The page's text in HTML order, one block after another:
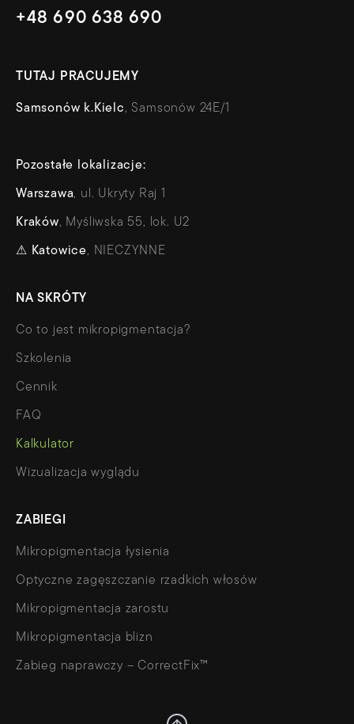
+48 690 638 690
TUTAJ PRACUJEMY
Samsonów k.Kielc, Samsonów 24E/1
Pozostałe lokalizacje:
Warszawa, ul. Ukryty Raj 1
Kraków, Myśliwska 55, lok. U2
⚠ Katowice, NIECZYNNE
NA SKRÓTY
Co to jest mikropigmentacja?
Szkolenia
Cennik
FAQ
Kalkulator
Wizualizacja wyglądu
ZABIEGI
Mikropigmentacja łysienia
Optyczne zagęszczanie rzadkich włosów
Mikropigmentacja zarostu
Mikropigmentacja blizn
Zabieg naprawczy – CorrectFix™